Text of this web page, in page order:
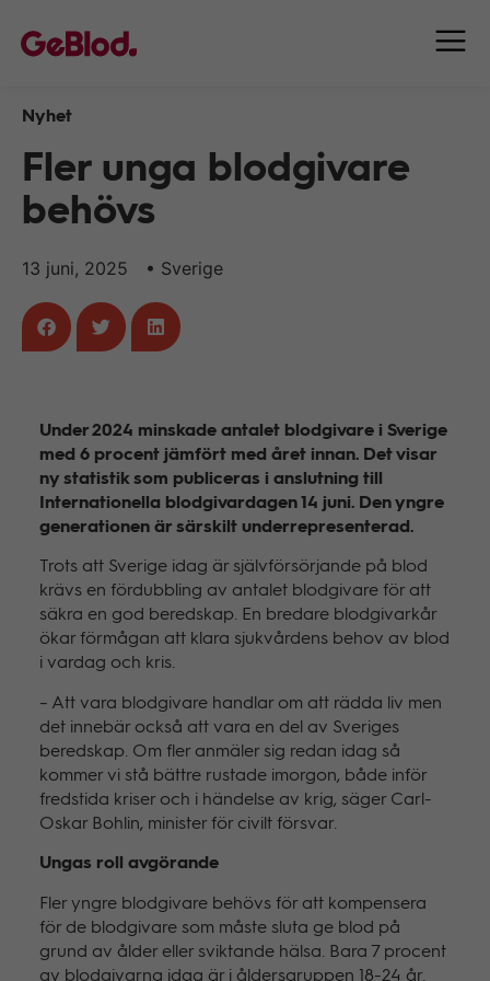
Nyhet
Fler unga blodgivare
behövs
13 juni, 2025 • Sverige
Under 2024 minskade antalet blodgivare i Sverige
med 6 procent jämfört med året innan. Det visar
ny statistik som publiceras i anslutning till
Internationella blodgivardagen 14 juni. Den yngre
generationen är särskilt underrepresenterad.
Trots att Sverige idag är självförsörjande på blod
krävs en fördubbling av antalet blodgivare för att
säkra en god beredskap. En bredare blodgivarkår
ökar förmågan att klara sjukvårdens behov av blod
i vardag och kris.
– Att vara blodgivare handlar om att rädda liv men
det innebär också att vara en del av Sveriges
beredskap. Om fler anmäler sig redan idag så
kommer vi stå bättre rustade imorgon, både inför
fredstida kriser och i händelse av krig, säger Carl-
Oskar Bohlin, minister för civilt försvar.
Ungas roll avgörande
Fler yngre blodgivare behövs för att kompensera
för de blodgivare som måste sluta ge blod på
grund av ålder eller sviktande hälsa. Bara 7 procent
av blodgivarna idag är i åldersgruppen 18-24 år.